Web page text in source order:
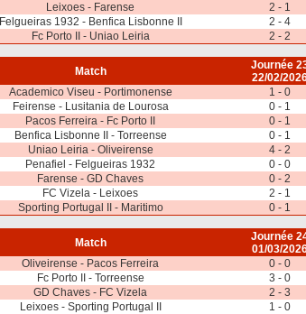
Leixoes - Farense
2 - 1
Felgueiras 1932 - Benfica Lisbonne II
2 - 4
Fc Porto II - Uniao Leiria 2 - 2
Match
Journée
22/02/
Academico Viseu - Portimonense
1 - 0
Feirense - Lusitania de Lourosa
0 - 1
Pacos Ferreira - Fc Porto II
0 - 1
Benfica Lisbonne II - Torreense
0 - 1
Uniao Leiria - Oliveirense
4 - 2
Penafiel - Felgueiras 1932
0 - 0
Farense - GD Chaves
0 - 2
FC Vizela - Leixoes
2 - 1
Sporting Portugal II - Maritimo 0 - 1
Match
Journée
01/03/
Oliveirense - Pacos Ferreira
0 - 0
Fc Porto II - Torreense
3 - 0
GD Chaves - FC Vizela
2 - 3
Leixoes - Sporting Portugal II
1 - 0